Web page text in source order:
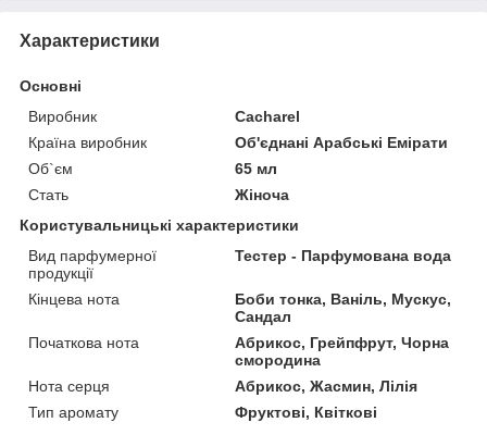
Характеристики
Основні
Виробник
Cacharel
Країна виробник
Об'єднані Арабські Емірати
Об`єм
65 мл
Стать
Жіноча
Користувальницькі характеристики
Вид парфумерної
продукції
Тестер - Парфумована вода
Кінцева нота
Боби тонка, Ваніль, Мускус,
Сандал
Початкова нота
Абрикос, Грейпфрут, Чорна
смородина
Нота серця
Абрикос, Жасмин, Лілія
Тип аромату
Фруктові, Квіткові